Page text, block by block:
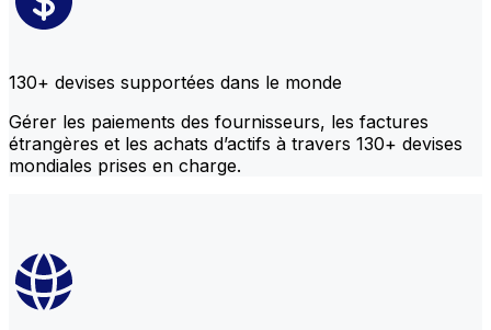
130+ devises supportées dans le monde
Gérer les paiements des fournisseurs, les factures
étrangères et les achats d’actifs à travers 130+ devises
mondiales prises en charge.